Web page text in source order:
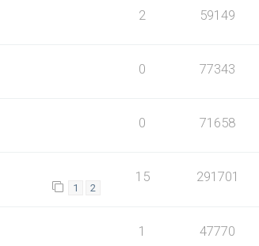
2 59149
0 77343
0 71658
1 2
15 291701
1 47770